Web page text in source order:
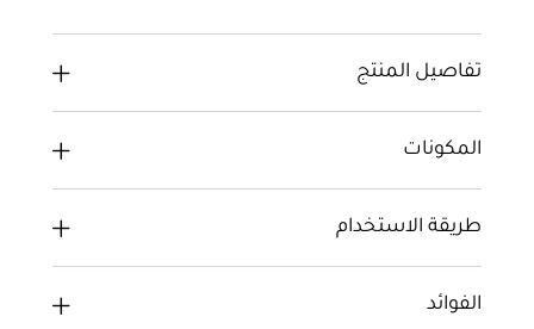
تفاصيل المنتج
المكونات
طريقة الاستخدام
الفوائد